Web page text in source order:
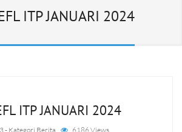
ITP JANUARI 2024
ITP JANUARI 2024
- Kategori Berita 6186 Views